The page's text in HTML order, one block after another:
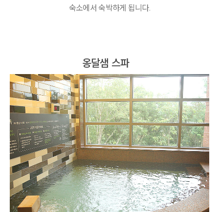
숙소에서 숙박하게 됩니다.
옹달샘 스파